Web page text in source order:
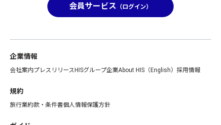
会員サービス （ログイン）
企業情報
会社案内プレスリリースHISグループ企業About HIS（English） 採用情報
規約
旅行業約款・条件書個人情報保護方針